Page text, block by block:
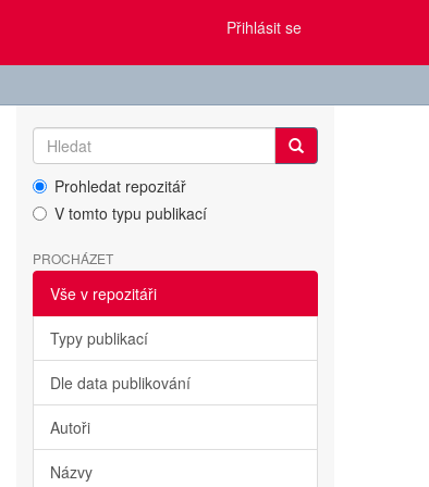
Přihlásit se
Prohledat repozitář
V tomto typu publikací
PROCHÁZET
Vše v repozitáři
Typy publikací
Dle data publikování
Autoři
Názvy